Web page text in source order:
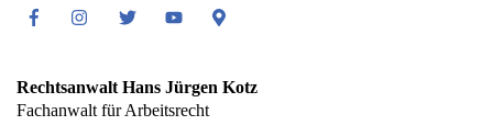
FacebookInstagramTwitter Youtube Google
Rechtsanwalt Hans Jürgen Kotz
Fachanwalt für Arbeitsrecht